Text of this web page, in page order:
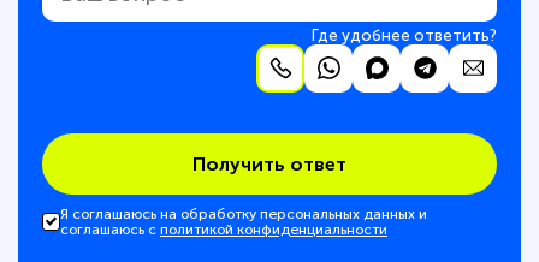
Где удобнее ответить?
Получить ответ
Я соглашаюсь на обработку персональных данных и
соглашаюсь с политикой конфиденциальности